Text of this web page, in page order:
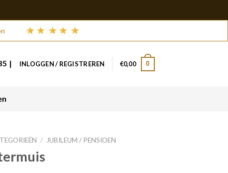
| INLOGGEN / REGISTREREN €0,00 0
/ JUBILEUM / PENSIOEN